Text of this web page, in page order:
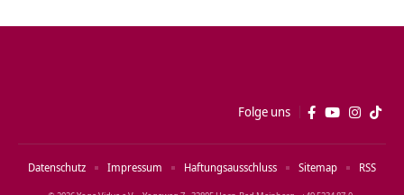
Folge uns
Datenschutz Impressum Haftungsausschluss Sitemap RSS